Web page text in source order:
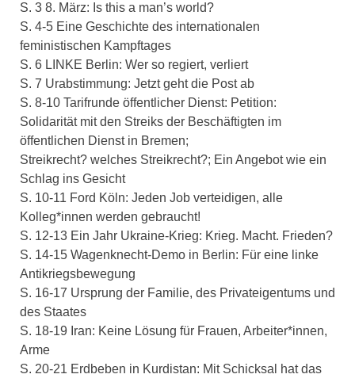
S. 3 8. März: Is this a man’s world?
S. 4-5 Eine Geschichte des internationalen
feministischen Kampftages
S. 6 LINKE Berlin: Wer so regiert, verliert
S. 7 Urabstimmung: Jetzt geht die Post ab
S. 8-10 Tarifrunde öffentlicher Dienst: Petition:
Solidarität mit den Streiks der Beschäftigten im
öffentlichen Dienst in Bremen;
Streikrecht? welches Streikrecht?; Ein Angebot wie ein
Schlag ins Gesicht
S. 10-11 Ford Köln: Jeden Job verteidigen, alle
Kolleg*innen werden gebraucht!
S. 12-13 Ein Jahr Ukraine-Krieg: Krieg. Macht. Frieden?
S. 14-15 Wagenknecht-Demo in Berlin: Für eine linke
Antikriegsbewegung
S. 16-17 Ursprung der Familie, des Privateigentums und
des Staates
S. 18-19 Iran: Keine Lösung für Frauen, Arbeiter*innen,
Arme
S. 20-21 Erdbeben in Kurdistan: Mit Schicksal hat das